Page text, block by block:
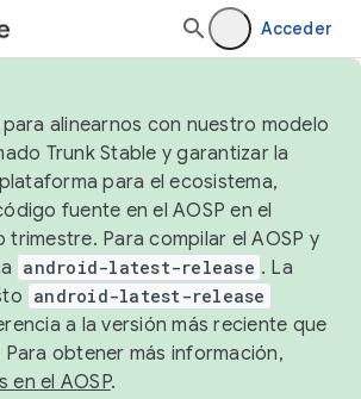
Acceder
alinearnos con nuestro modelo
Trunk Stable y garantizar la
para el ecosistema,
fuente en el AOSP en el
Para compilar el AOSP y
android-latest-release . La
android-latest-release
a la versión más reciente que
Para obtener más información,
en el AOSP.